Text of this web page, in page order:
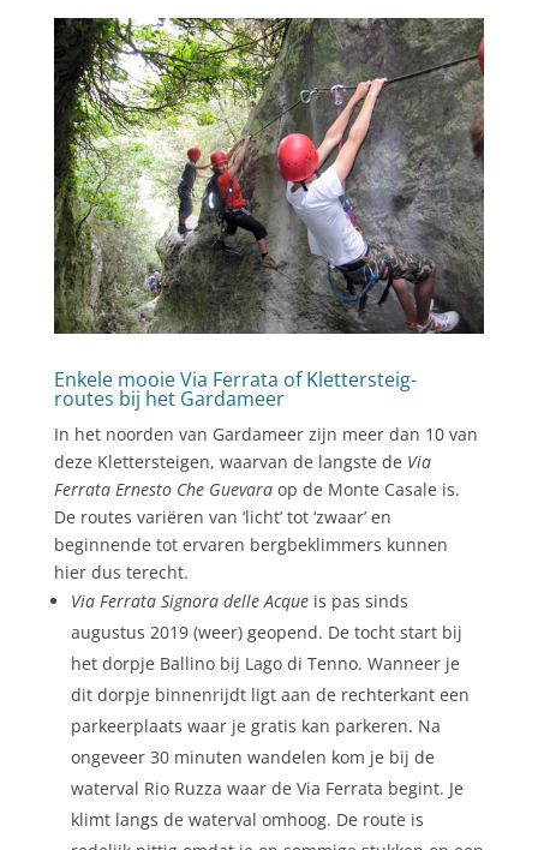
Enkele mooie Via Ferrata of Klettersteig-
routes bij het Gardameer
In het noorden van Gardameer zijn meer dan 10 van
deze Klettersteigen, waarvan de langste de Via
Ferrata Ernesto Che Guevaraop de Monte Casale is.
De routes variëren van ‘licht’ tot ‘zwaar’ en
beginnende tot ervaren bergbeklimmers kunnen
hier dus terecht.
Via Ferrata Signora delle Acqueis pas sinds
augustus 2019 (weer) geopend. De tocht start bij
het dorpje Ballino bij Lago di Tenno. Wanneer je
dit dorpje binnenrijdt ligt aan de rechterkant een
parkeerplaats waar je gratis kan parkeren. Na
ongeveer 30 minuten wandelen kom je bij de
waterval Rio Ruzza waar de Via Ferrata begint. Je
klimt langs de waterval omhoog. De route is